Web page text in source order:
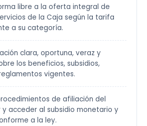
libre a la oferta integral de
de la Caja según la tarifa
a su categoría.
clara, oportuna, veraz y
los beneficios, subsidios,
vigentes.
de afiliación del
acceder al subsidio monetario y
a la ley.